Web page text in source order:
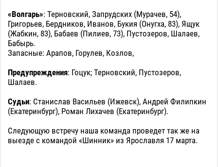
«Волгарь»: Терновский, Запрудских (Мурачев, 54),
Григорьев, Бердников, Иванов, Букия (Онугха, 83), Ящук
(Жабкин, 83), Бабаев (Пилиев, 73), Пустозеров, Шалаев,
Бабырь.
Запасные: Арапов, Горулев, Козлов,
Предупреждения: Гоцук; Терновский, Пустозеров,
Шалаев.
Судьи: Станислав Васильев (Ижевск), Андрей Филипкин
(Екатеринбург), Роман Лихачев (Екатеринбург).
Следующую встречу наша команда проведет так же на
выезде с командой «Шинник» из Ярославля 17 марта.